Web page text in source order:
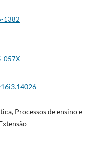
1382
057X
Processos de ensino e